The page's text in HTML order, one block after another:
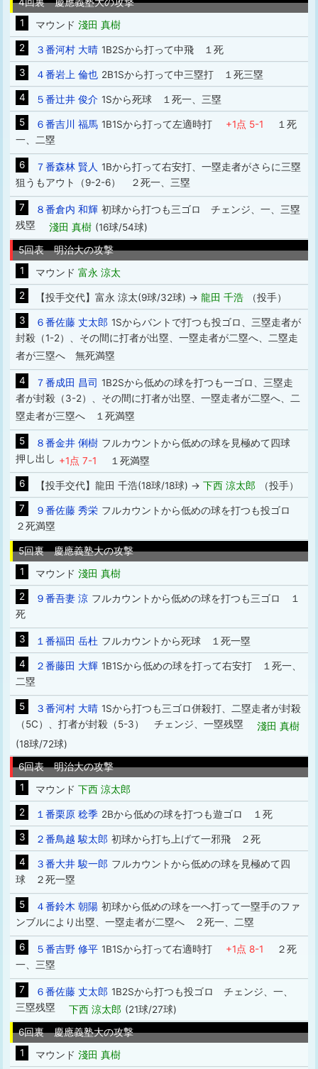
1
マウンド 淺田 真樹
2
３番河村 大晴 1B2Sから打って中飛 １死
3
４番岩上 倫也 2B1Sから打って中三塁打 １死三塁
4
５番辻井 俊介 1Sから死球 １死一、三塁
5
６番吉川 福馬 1B1Sから打って左適時打 +1点 5-1 １死
一、二塁
6 ７番森林 賢人 1Bから打って右安打、一塁走者がさらに三塁
狙うもアウト（9-2-6） ２死一、三塁
7 ８番倉内 和輝 初球から打つも三ゴロ チェンジ、一、三塁
残塁 淺田 真樹 (16球/54球)
5回表 明治大の攻撃
1
マウンド 富永 涼太
2
【投手交代】富永 涼太(9球/32球) → 龍田 千浩
（投手）
3
６番佐藤 丈太郎 1Sからバントで打つも投ゴロ、三塁走者が
封殺（1-2）、その間に打者が出塁、一塁走者が二塁へ、二塁走
者が三塁へ 無死満塁
4 ７番成田 昌司 1B2Sから低めの球を打つも一ゴロ、三塁走
者が封殺（3-2）、その間に打者が出塁、一塁走者が二塁へ、二
塁走者が三塁へ １死満塁
5 ８番金井 俐樹 フルカウントから低めの球を見極めて四球
押し出し +1点 7-1
１死満塁
6
【投手交代】龍田 千浩(18球/18球) → 下西 涼太郎
（投手）
7
９番佐藤 秀栄 フルカウントから低めの球を打つも投ゴロ
２死満塁
5回裏 慶應義塾大の攻撃
1
マウンド 淺田 真樹
2
９番吾妻 涼 フルカウントから低めの球を打つも三ゴロ １
死
3 １番福田 岳杜 フルカウントから死球 １死一塁
4
２番藤田 大輝 1B1Sから低めの球を打って右安打 １死一、
二塁
5 ３番河村 大晴 1Sから打つも三ゴロ併殺打、二塁走者が封殺
（5C）、打者が封殺（5-3） チェンジ、一塁残塁
淺田 真樹
(18球/72球)
6回表 明治大の攻撃
1
マウンド 下西 涼太郎
2
１番栗原 稔季 2Bから低めの球を打つも遊ゴロ １死
3
２番鳥越 駿太郎 初球から打ち上げて一邪飛 ２死
4
３番大井 駿一郎 フルカウントから低めの球を見極めて四
球 ２死一塁
5 ４番鈴木 朝陽 初球から低めの球を一へ打って一塁手のファ
ンブルにより出塁、一塁走者が二塁へ ２死一、二塁
6 ５番吉野 修平 1B1Sから打って右適時打 +1点 8-1 ２死
一、三塁
7 ６番佐藤 丈太郎 1B2Sから打つも投ゴロ チェンジ、一、
三塁残塁 下西 涼太郎 (21球/27球)
6回裏 慶應義塾大の攻撃
1
マウンド 淺田 真樹